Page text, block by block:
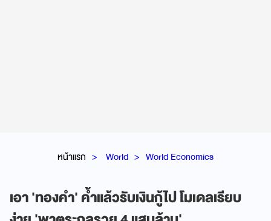
หน้าแรก World World Economics
เอา 'ทองคำ' ค้ำแล้วรับเงินกู้ไป โมเดลเรียบ